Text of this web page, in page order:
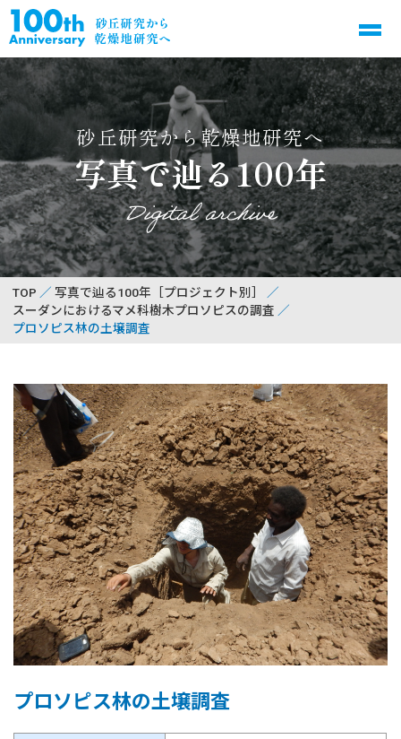
砂丘研究から乾燥地研究へ
写真で辿る100年
Digital archive
TOP
写真で辿る100年［プロジェクト別］
スーダンにおけるマメ科樹木プロソピスの調査
プロソピス林の土壌調査
プロソピス林の土壌調査